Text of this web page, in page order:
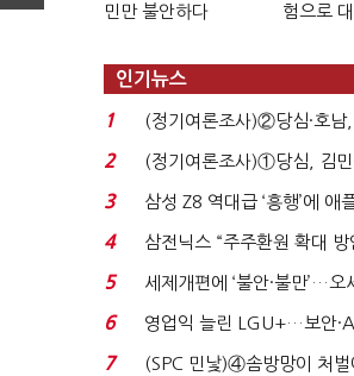
민만 불안하다
험으로 대
인기뉴스
1
(정기여론조사)②당심·호남
청래 '초접전'...
2
(정기여론조사)①당심, 김민
'초접전'…대통령 ...
3
삼성 Z8 역대급 ‘흥행’에 애
목…9월 ‘폴...
4
삼전닉스 “주주환원 확대
로이터에 성명...
5
세제개편에 ‘불안·불만’…오
세 구하기 더 ...
6
영업익 늘린 LGU+…보안
업 드라이브'...
7 (SPC 민낯)④솜방망이 처벌